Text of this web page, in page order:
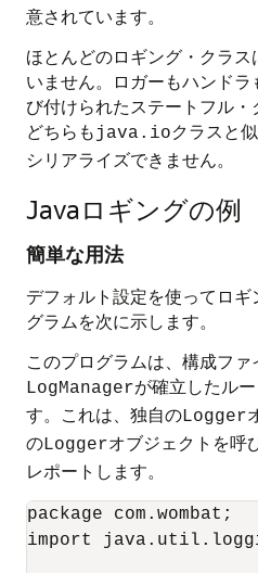
意されています。
ほとんどのロギング・クラ
いません。ロガーもハンド
び付けられたステートフル・
どちらも java.ioクラスと
シリアライズできません。
Javaロギングの例
簡単な用法
デフォルト設定を使ってロ
グラムを次に示します。
このプログラムは、構成ファ
LogManagerが確立したル
す。これは、独自のLogger
のLoggerオブジェクトを呼
レポートします。
package com.wombat;
import